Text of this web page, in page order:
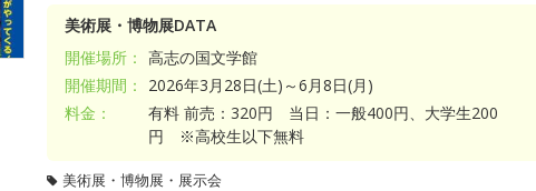
美術展・博物展DATA
開催場所： 高志の国文学館
開催期間：
2026年3月28日(土)～6月8日(月)
料金：
有料 前売：320円 当日：一般400円、大学生200
円 ※高校生以下無料
美術展・博物展・展示会